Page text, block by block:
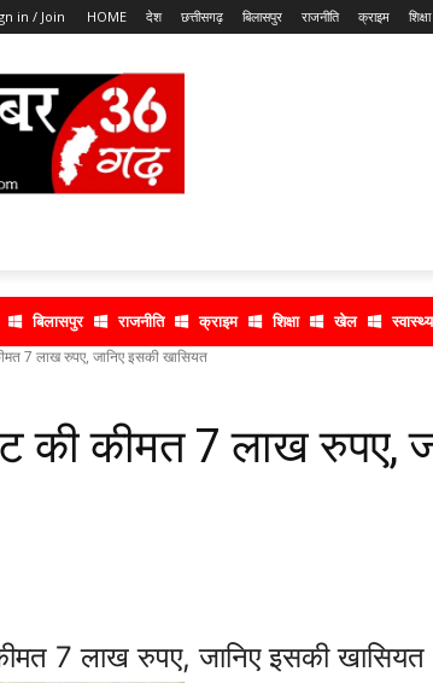
in / Join HOME देश छत्तीसगढ़ बिलासपुर राजनीति क्राइम शिक्षा
बिलासपुर राजनीति क्राइम शिक्षा खेल स्वास्थ्य
7 लाख रुपए, जानिए इसकी खासियत
की कीमत 7 लाख रुपए,
7 लाख रुपए, जानिए इसकी खासियत